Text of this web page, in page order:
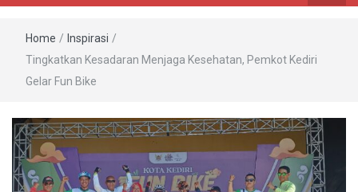
Home / Inspirasi /
Tingkatkan Kesadaran Menjaga Kesehatan, Pemkot Kediri
Gelar Fun Bike